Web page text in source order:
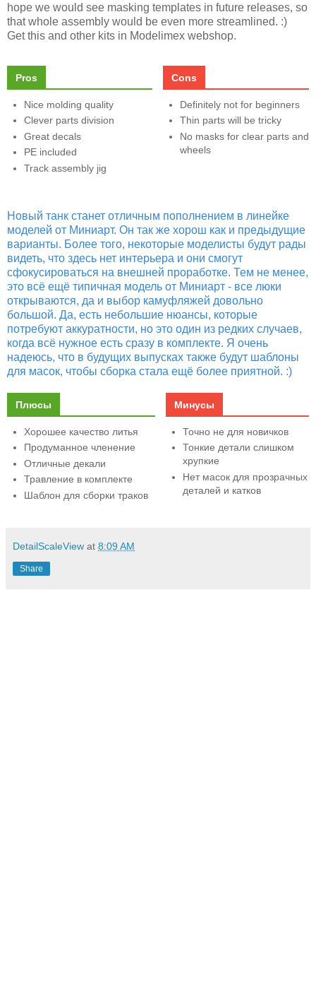
hope we would see masking templates in future releases, so
that whole assembly would be even more streamlined. :)
Get this and other kits in Modelimex webshop.
Pros
Nice molding quality
Clever parts division
Great decals
PE included
Track assembly jig
Cons
Definitely not for beginners
Thin parts will be tricky
No masks for clear parts and
wheels
Новый танк станет отличным пополнением в линейке
моделей от Миниарт. Он так же хорош как и предыдущие
варианты. Более того, некоторые моделисты будут рады
видеть, что здесь нет интерьера и они смогут
сфокусироваться на внешней проработке. Тем не менее,
это всё ещё типичная модель от Миниарт - все люки
открываются, да и выбор камуфляжей довольно
большой. Да, есть небольшие нюансы, которые
потребуют аккуратности, но это один из редких случаев,
когда всё нужное есть сразу в комплекте. Я очень
надеюсь, что в будущих выпусках также будут шаблоны
для масок, чтобы сборка стала ещё более приятной. :)
Плюсы
Хорошее качество литья
Продуманное членение
Отличные декали
Травление в комплекте
Шаблон для сборки траков
Минусы
Точно не для новичков
Тонкие детали слишком
хрупкие
Нет масок для прозрачных
деталей и катков
DetailScaleView at 8:09 AM
Share